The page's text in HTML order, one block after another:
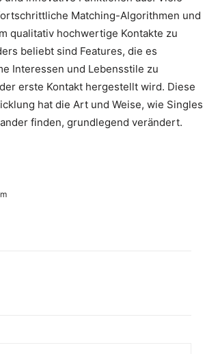
Matching-Algorithmen und
qualitativ hochwertige Kontakte zu
beliebt sind Features, die es
Interessen und Lebensstile zu
erste Kontakt hergestellt wird. Diese
hat die Art und Weise, wie Singles
finden, grundlegend verändert.